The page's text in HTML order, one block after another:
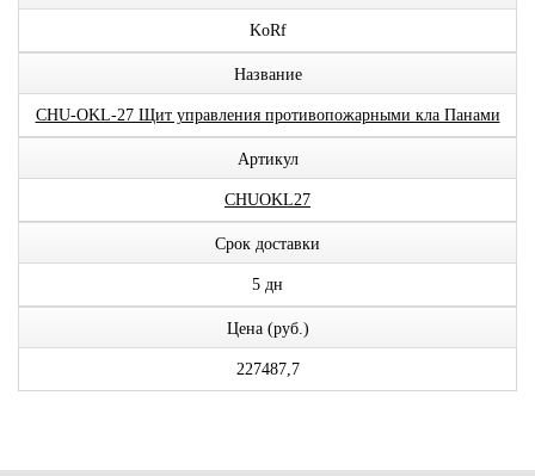
KoRf
Название
CHU-OKL-27 Щит управления противопожарными кла Панами
Артикул
CHUOKL27
Срок доставки
5 дн
Цена (руб.)
227487,7